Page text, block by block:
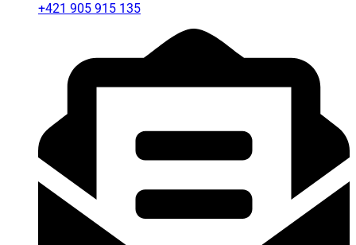
+421 905 915 135